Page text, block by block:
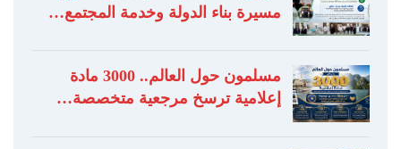
مسيرة بناء الدولة وخدمة المجتمع…
مسلمون حول العالم.. 3000 مادة
إعلامية ترسخ مرجعية متخصصة…